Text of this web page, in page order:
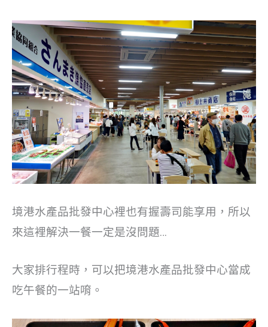
境港水產品批發中心裡也有握壽司能享用，所以
來這裡解決一餐一定是沒問題…
大家排行程時，可以把境港水產品批發中心當成
吃午餐的一站唷。